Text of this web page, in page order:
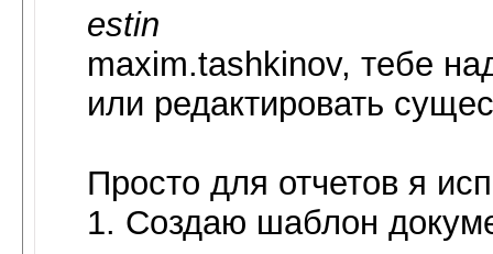
estin
maxim.tashkinov, тебе
или редактировать
Просто для отчетов я
1. Создаю шаблон